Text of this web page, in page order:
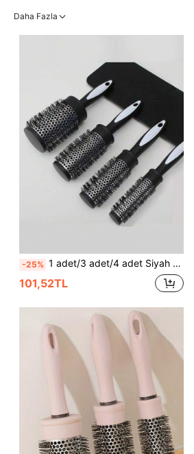
Daha Fazla
-25% 1 adet/3 adet/4 adet Siyah Beyaz Silindir Tarak - İnce Dişli Tarak Sivri Kuyruklu Tarak Saç Tokaları, Kolay, Pürüzsüz Kıvırcık ve Düz Saç Modelleri İçin - ABS Plastik Saplı Plastik Kıllı Normal Saç Silindir Fırçası, Taşınabilir Profesyonel Şekillendirme Aleti, Saç Fırçası, Kaygan Arka Fırça, Şekillendirme Fırçası, Kıvırcık Saç Fırçası, Kenar Fırçası, Saç Tarağı, Saç Fırçası, Saç Fırçası Seti, Saç Tarağı, Bukleler İçin Tarak, Saç Açıcı Fırça, Kadınlar İçin Saç Fırçası, Saç, Seyahat, Saç Ürünleri, Saç Aletleri, Saç Gereçleri, Berber, Berber Aksesuarları, Berber Dükkanı, Kuaförlük Ekipmanları
101,52TL